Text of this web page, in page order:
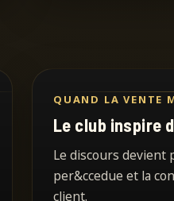
QUAND LA VENTE
Le club inspire
Le discours devient
per&ccedue et la
client.